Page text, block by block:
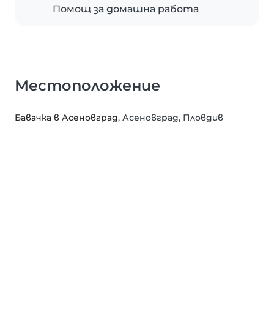
Помощ за домашна работа
Местоположение
Бавачка в Асеновград, Асеновград, Пловдив